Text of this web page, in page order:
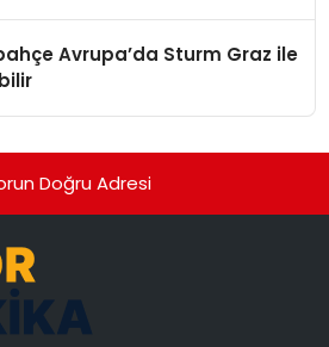
Avrupa’da Sturm Graz ile
Doğru Adresi